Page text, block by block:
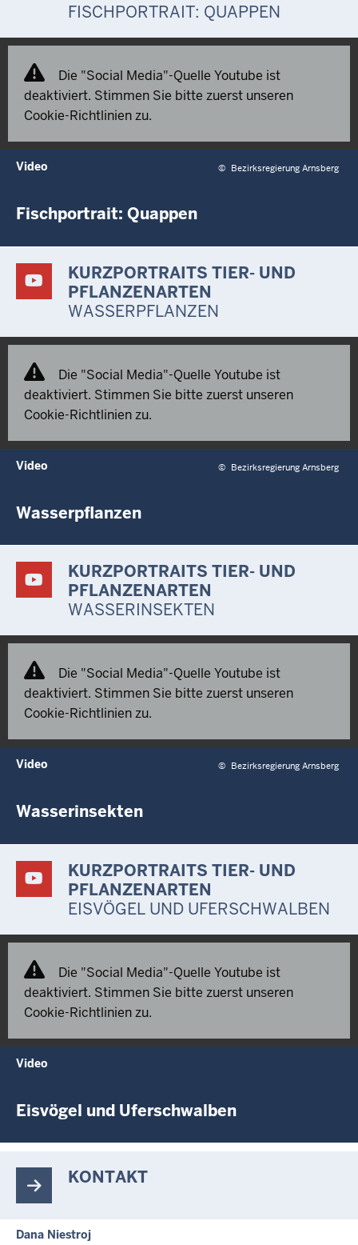
FISCHPORTRAIT: QUAPPEN
Die "Social Media"-Quelle Youtube ist
deaktiviert. Stimmen Sie bitte zuerst unseren
Cookie-Richtlinien zu.
Video © Bezirksregierung Arnsberg
Fischportrait: Quappen
KURZPORTRAITS TIER- UND
PFLANZENARTEN
WASSERPFLANZEN
Die "Social Media"-Quelle Youtube ist
deaktiviert. Stimmen Sie bitte zuerst unseren
Cookie-Richtlinien zu.
Video © Bezirksregierung Arnsberg
Wasserpflanzen
KURZPORTRAITS TIER- UND
PFLANZENARTEN
WASSERINSEKTEN
Die "Social Media"-Quelle Youtube ist
deaktiviert. Stimmen Sie bitte zuerst unseren
Cookie-Richtlinien zu.
Video © Bezirksregierung Arnsberg
Wasserinsekten
KURZPORTRAITS TIER- UND
PFLANZENARTEN
EISVÖGEL UND UFERSCHWALBEN
Die "Social Media"-Quelle Youtube ist
deaktiviert. Stimmen Sie bitte zuerst unseren
Cookie-Richtlinien zu.
Video
Eisvögel und Uferschwalben
KONTAKT
Dana Niestroj